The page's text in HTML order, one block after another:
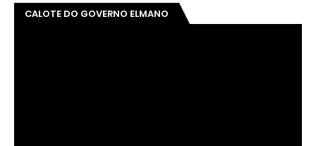
CALOTE DO GOVERNO ELMANO